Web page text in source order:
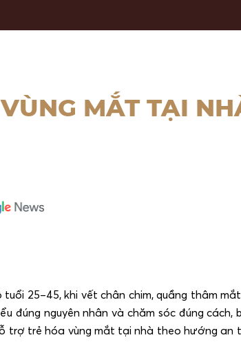
MẮT TẠI
25–45, khi vết chân chim, quầng thâm
đúng nguyên nhân và chăm sóc đúng cách,
trợ trẻ hóa vùng mắt tại nhà theo hướng an